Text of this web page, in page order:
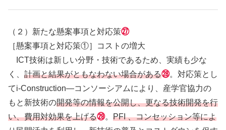
（２）新たな懸案事項と対応策㉗
［懸案事項と対応策①］コストの増大
ICT技術は新しい分野・技術であるため、実績も少な
く、 計画と結果がともなわない場合がある㉘。対応策とし
てi-Construction―コンソーシアムにより、産学官協力の
もと新技術の開発等の情報を公開し、更なる技術開発を行
い、費用対効果を上げる㉙。 PFI 、コンセッション等によ